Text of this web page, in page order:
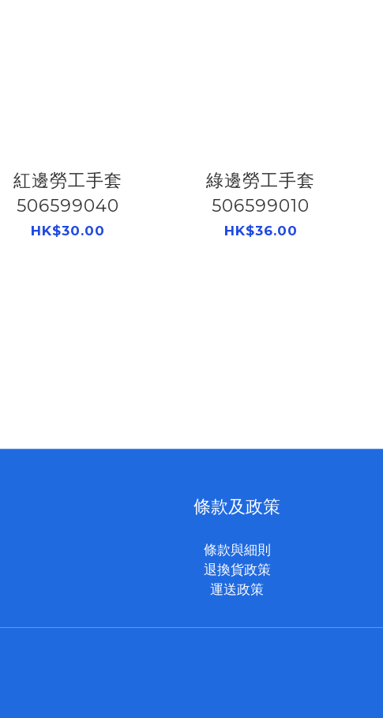
紅邊勞工手套
506599040
HK$30.00
綠邊勞工手套
506599010
HK$36.00
條款及政策
條款與細則
退換貨政策
運送政策